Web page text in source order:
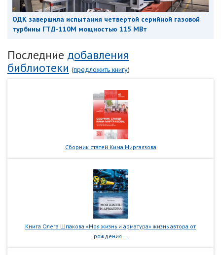
ОДК завершила испытания четвертой серийной газовой
турбины ГТД-110М мощностью 115 МВт
Последние добавления
библиотеки (предложить книгу)
Сборник статей Кима Миргаязова
Книга Олега Шпакова «Моя жизнь и арматура» жизнь автора от
рождения...